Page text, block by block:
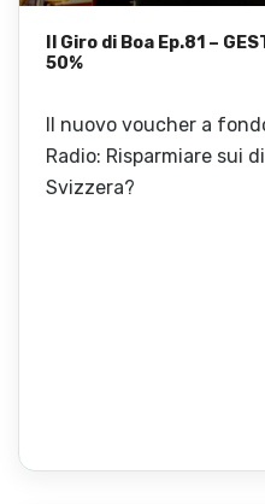
Il Giro di Boa Ep.81 –
50%
Il nuovo voucher a
Radio: Risparmiare sui
Svizzera?